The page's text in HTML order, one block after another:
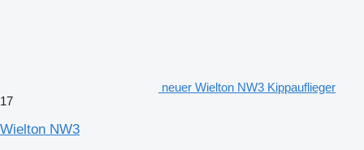
neuer Wielton NW3 Kippauflieger
17
Wielton NW3